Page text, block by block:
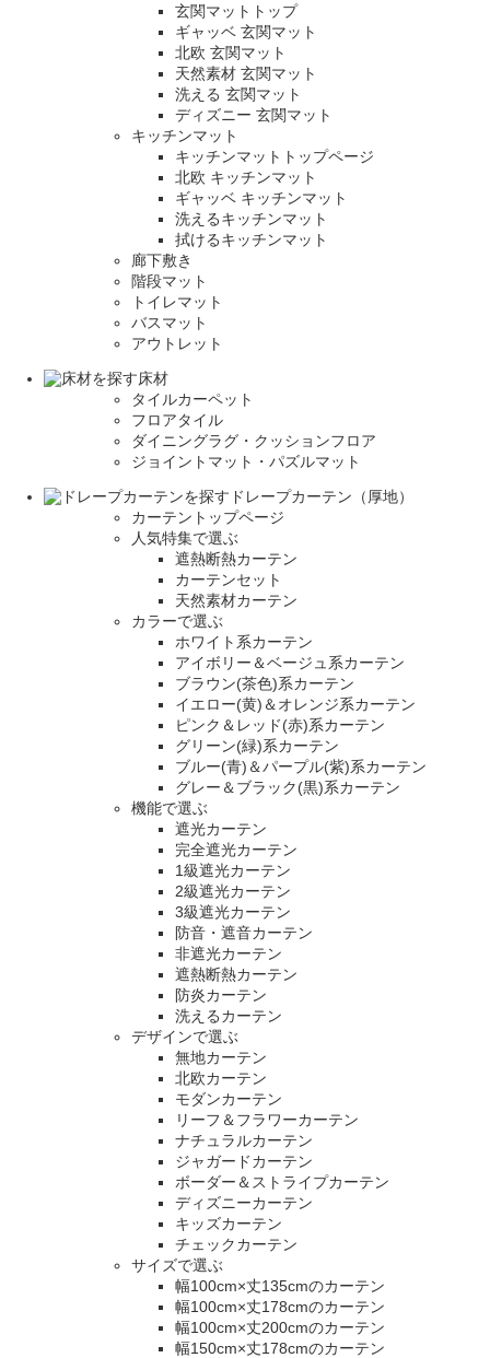
玄関マットトップ
ギャッベ 玄関マット
北欧 玄関マット
天然素材 玄関マット
洗える 玄関マット
ディズニー 玄関マット
キッチンマット
キッチンマットトップページ
北欧 キッチンマット
ギャッベ キッチンマット
洗えるキッチンマット
拭けるキッチンマット
廊下敷き
階段マット
トイレマット
バスマット
アウトレット
床材
タイルカーペット
フロアタイル
ダイニングラグ・クッションフロア
ジョイントマット・パズルマット
ドレープカーテン（厚地）
カーテントップページ
人気特集で選ぶ
遮熱断熱カーテン
カーテンセット
天然素材カーテン
カラーで選ぶ
ホワイト系カーテン
アイボリー＆ベージュ系カーテン
ブラウン(茶色)系カーテン
イエロー(黄)＆オレンジ系カーテン
ピンク＆レッド(赤)系カーテン
グリーン(緑)系カーテン
ブルー(青)＆パープル(紫)系カーテン
グレー＆ブラック(黒)系カーテン
機能で選ぶ
遮光カーテン
完全遮光カーテン
1級遮光カーテン
2級遮光カーテン
3級遮光カーテン
防音・遮音カーテン
非遮光カーテン
遮熱断熱カーテン
防炎カーテン
洗えるカーテン
デザインで選ぶ
無地カーテン
北欧カーテン
モダンカーテン
リーフ＆フラワーカーテン
ナチュラルカーテン
ジャガードカーテン
ボーダー＆ストライプカーテン
ディズニーカーテン
キッズカーテン
チェックカーテン
サイズで選ぶ
幅100cm×丈135cmのカーテン
幅100cm×丈178cmのカーテン
幅100cm×丈200cmのカーテン
幅150cm×丈178cmのカーテン